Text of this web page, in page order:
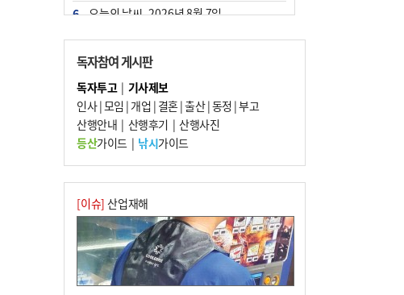
6
오늘의 날씨- 2026년 8월 7일
7
부울경 주말부터 비소식…‘극한 폭염’ 한풀
꺾일 듯
8
[사설] 해수부 신청사 북항으로 확정, 해양
수도 도약의 전환점
9
외국인 선원 ‘인신매매 경유지’ 된 부산…
우려가 현실로
10 르노 못 타는 부산시장…관용차 규정에 막
힌 지역기업 응원
독자참여 게시판
독자투고| 기사제보
인사|모임 | 개업 | 결혼|출산|동정 |부고
산행안내 | 산행후기 | 산행사진
등산가이드| 낚시가이드
[이슈] 산업재해